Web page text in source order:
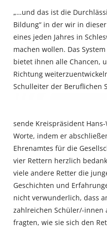
„…und das ist die
Bildung“ in der wir in
eines jeden Jahres in
machen wollen. Das
bietet ihnen alle Chancen,
Richtung
Schulleiter der Beruflichen
sende Kreispräsident
Worte, indem er
Ehrenamtes für die
vier Rettern herzlich
viele andere Retter die
Geschichten und
nicht verwunderlich, dass
zahlreichen Schüler/-innen
fragten, wie sie sich den